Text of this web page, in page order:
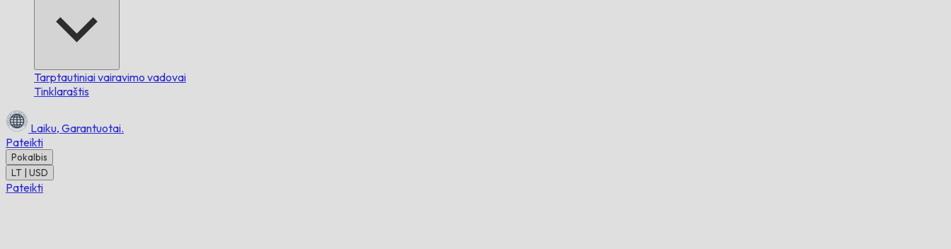
Tarptautiniai vairavimo vadovai
Tinklaraštis
Laiku, Garantuotai.
Pateikti
Pokalbis
LT | USD
Pateikti